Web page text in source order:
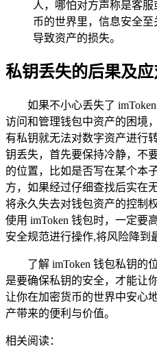
人，哪怕对方声称是客
币的世界里，信息安全
导致资产的损失。
私钥丢失的后果及
如果不小心丢失了
访问和管理钱包中资产的困境
有私钥就无法对数字资产进行
钥丢失，首先要保持冷静，不
的位置，比如是否写在某个本
方，如果经过仔细查找后实在
将永久失去对钱包资产的控制
使用 imToken 钱包时，一定要
安全规范进行操作,将风险降到
了解 imToken 钱包私钥的
是要确保私钥的安全，才能让
让你在加密货币的世界中安心
产带来的便利与价值。
相关阅读：